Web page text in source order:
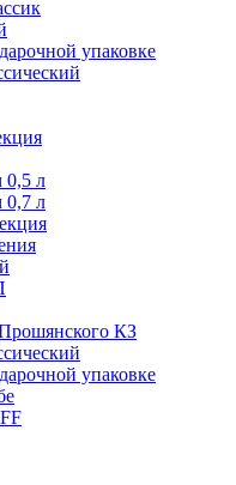
упаковке
0,5 л
0,7 л
КЗ
упаковке